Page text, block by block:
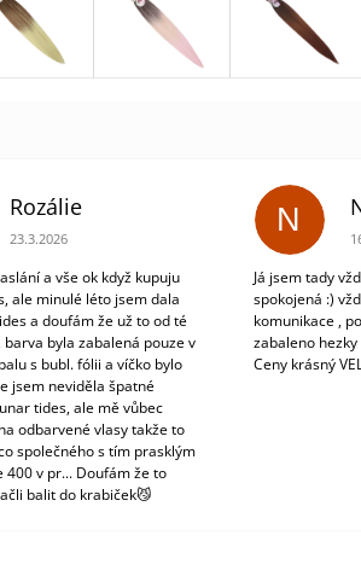
Rozálie
Hodnocení obchodu je 3 z 5 hvězdiček.
23.3.2026
a vše ok když kupuju
ale minulé léto jsem dala
a doufám že už to od té
byla zabalená pouze v
s bubl. fólii a víčko bylo
jsem neviděla špatné
tides, ale mě vůbec
odbarvené vlasy takže to
společného s tím prasklým
400 v pr... Doufám že to
balit do krabiček😼
N
Já jsem tady
spokojená :)
komunikace ,
zabaleno
Ceny krásný